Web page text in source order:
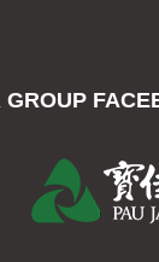
GROUP